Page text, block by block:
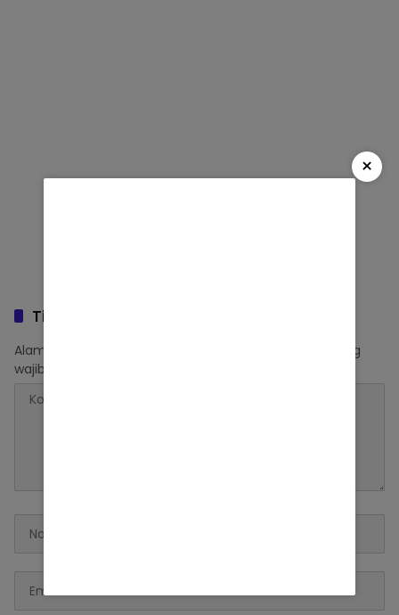
Tinggalkan Balasan
Alamat email Anda tidak akan dipublikasikan.
Ruas yang
wajib ditandai
×